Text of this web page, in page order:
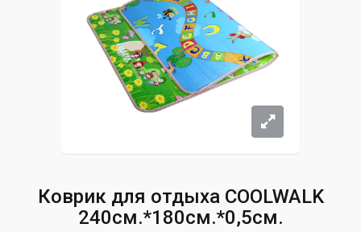
Коврик для отдыха COOLWALK
240см.*180см.*0,5см.